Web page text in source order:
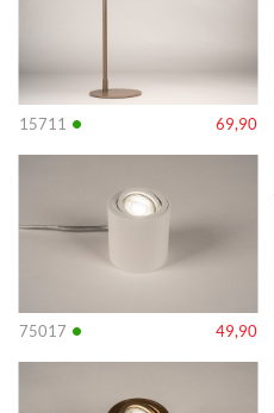
15711 • 69,90
75017 • 49,90
Info
Info